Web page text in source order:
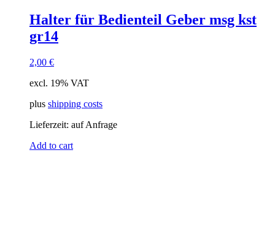
Halter für Bedienteil Geber msg kst
gr14
2,00 €
excl. 19% VAT
plus shipping costs
Lieferzeit: auf Anfrage
Add to cart